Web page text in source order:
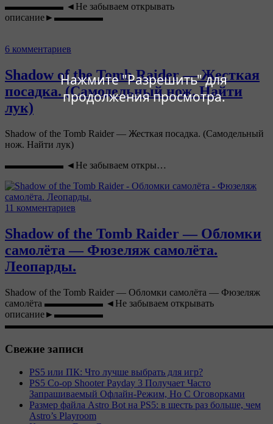
Нажмите "Разрешить" для
продолжения просмотра.
▬▬▬▬▬▬ ◄Не забываем открывать
описание►▬▬▬▬▬
6 комментариев
Shadow of the Tomb Raider — Жесткая
посадка. (Самодельный нож. Найти
лук)
Shadow of the Tomb Raider — Жесткая посадка. (Самодельный
нож. Найти лук)
▬▬▬▬▬▬ ◄Не забываем откры…
11 комментариев
Shadow of the Tomb Raider — Обломки
самолёта — Фюзеляж самолёта.
Леопарды.
Shadow of the Tomb Raider — Обломки самолёта — Фюзеляж
самолёта ▬▬▬▬▬▬ ◄Не забываем открывать
описание►▬▬▬▬▬
Свежие записи
PS5 или ПК: Что лучше выбрать для игр?
PS5 Co-op Shooter Payday 3 Получает Часто
Запрашиваемый Офлайн-Режим, Но С Оговорками
Размер файла Astro Bot на PS5: в шесть раз больше, чем
Astro’s Playroom